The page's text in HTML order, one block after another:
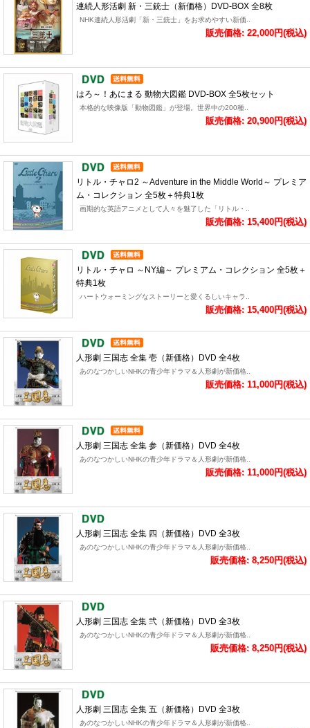
連続人形活劇 新・三銃士（新価格）DVD-BOX 全8枚
NHK連続人形活劇「新・三銃士」をお求めやすい新価..
販売価格: 22,000円(税込)
はろ～！あにまる 動物大図鑑 DVD-BOX 全5枚セット
本格的な映像版「動物図鑑」が登場。世界中の200種..
販売価格: 20,900円(税込)
リトル・チャロ2 ～Adventure in the Middle World～ プレミア
ム・コレクション 全5枚＋特典1枚
画期的な英語アニメとして人々を魅了した「リトル・..
販売価格: 15,400円(税込)
リトル・チャロ ～NY編～ プレミアム・コレクション 全5枚＋
特典1枚
ハートウォーミングなストーリーと愛くるしいキャラ..
販売価格: 15,400円(税込)
人形劇 三国志 全集 壱（新価格）DVD 全4枚
あのなつかしいNHKの青少年ドラマ＆人形劇が新価格..
販売価格: 11,000円(税込)
人形劇 三国志 全集 参（新価格）DVD 全4枚
あのなつかしいNHKの青少年ドラマ＆人形劇が新価格..
販売価格: 11,000円(税込)
人形劇 三国志 全集 四（新価格）DVD 全3枚
あのなつかしいNHKの青少年ドラマ＆人形劇が新価格..
販売価格: 8,250円(税込)
人形劇 三国志 全集 弐（新価格）DVD 全3枚
あのなつかしいNHKの青少年ドラマ＆人形劇が新価格..
販売価格: 8,250円(税込)
人形劇 三国志 全集 五（新価格）DVD 全3枚
あのなつかしいNHKの青少年ドラマ＆人形劇が新価格..